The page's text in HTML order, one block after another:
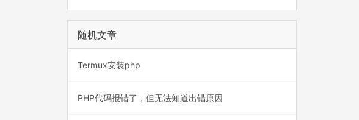
随机文章
Termux安装php
PHP代码报错了，但无法知道出错原因